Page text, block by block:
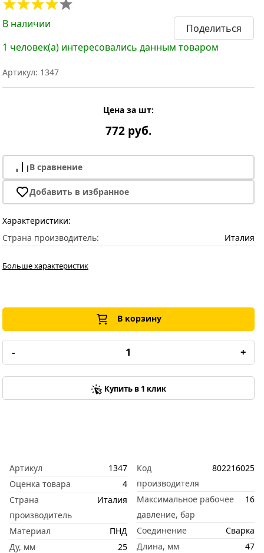
В наличии
Поделиться
1 человек(а) интересовались данным товаром
Артикул: 1347
Цена за шт:
772 руб.
В сравнение
Добавить в избранное
Характеристики:
Страна производитель:
Италия
Больше характеристик
В корзину
- +
Купить в 1 клик
Артикул
1347
Оценка товара
4
Страна
производитель
Италия
Материал
ПНД
Ду, мм
25
Код
производителя
802216025
Максимальное рабочее
давление, бар
16
Соединение
Сварка
Длина, мм
47